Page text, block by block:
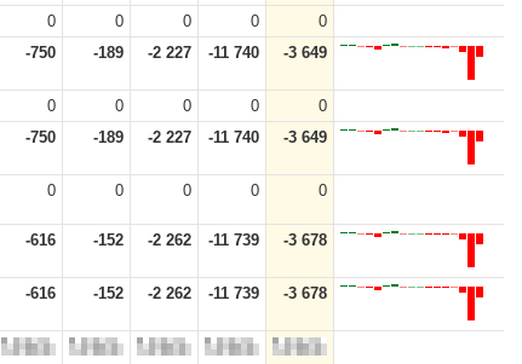
0 0 0 0
0
-750 -189 -2 227 -11 740 -3 649
0 0 0 0
0
-750 -189 -2 227 -11 740 -3 649
0 0 0 0 0
-616 -152 -2 262 -11 739 -3 678
-616 -152 -2 262 -11 739 -3 678